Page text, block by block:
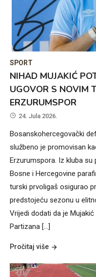
SPORT
NIHAD MUJAKIĆ
UGOVOR S NOVIM
ERZURUMSPOR
24. Jula 2026.
Bosanskohercegovački
službeno je promovisan
Erzurumspora. Iz kluba
Bosne i Hercegovine
turski prvoligaš osigurao
predstojeću sezonu u
Vrijedi dodati da je
Partizana […]
Pročitaj više